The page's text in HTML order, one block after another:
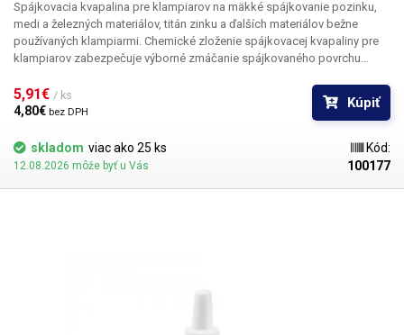
Spájkovacia kvapalina pre klampiarov na mäkké spájkovanie pozinku,
medi a železných materiálov, titán zinku a ďalších materiálov bežne
používaných klampiarmi. Chemické zloženie spájkovacej kvapaliny pre
klampiarov zabezpečuje výborné zmáčanie spájkovaného povrchu
kvalitný spoj je potreba spájkovaný materiál očistiť od oxidov a ďalších
nečistôt a použiť spájkovačku s dostatočným výkonom. Po dokončení
pozinkovaný plech). Obsah: 500ml
5,91€ / ks
4,80€ bez DPH
Kúpiť
skladom viac ako 25 ks
12.08.2026 môže byť u Vás
Kód:
100177